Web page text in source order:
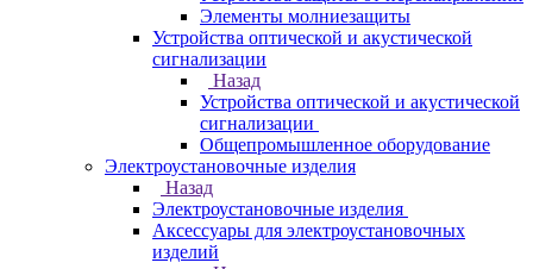
Элементы молниезащиты
Устройства оптической и акустической
сигнализации
Назад
Устройства оптической и акустической
сигнализации
Общепромышленное оборудование
Электроустановочные изделия
Назад
Электроустановочные изделия
Аксессуары для электроустановочных
изделий